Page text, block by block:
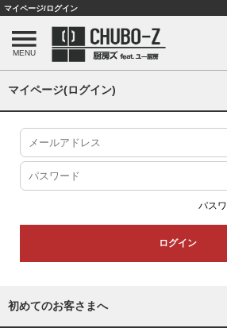
マイページ/ログイン
MENU
マイページ(ログイン)
パス
初めてのお客さまへ